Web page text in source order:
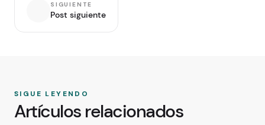
SIGUIENTE
Post siguiente
SIGUE LEYENDO
Artículos relacionados